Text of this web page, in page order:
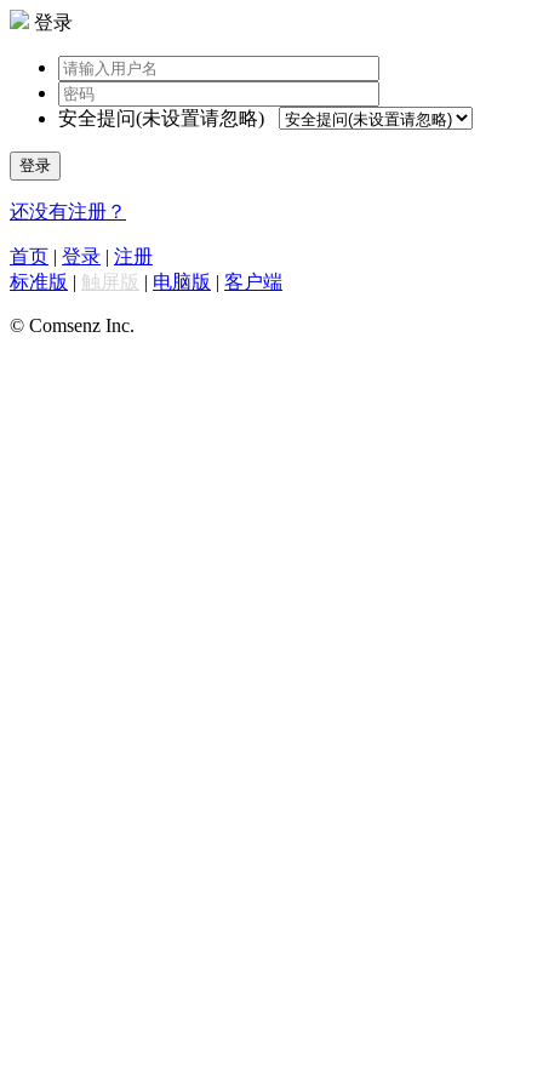
登录
安全提问(未设置请忽略)
登录
还没有注册？
首页 | 登录 | 注册
标准版 | 触屏版 | 电脑版 | 客户端
© Comsenz Inc.